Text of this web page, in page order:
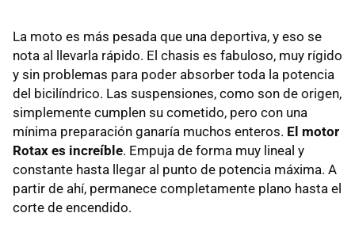
La moto es más pesada que una deportiva, y eso se
nota al llevarla rápido. El chasis es fabuloso, muy rígido
y sin problemas para poder absorber toda la potencia
del bicilíndrico. Las suspensiones, como son de origen,
simplemente cumplen su cometido, pero con una
mínima preparación ganaría muchos enteros. El motor
Rotax es increíble. Empuja de forma muy lineal y
constante hasta llegar al punto de potencia máxima. A
partir de ahí, permanece completamente plano hasta el
corte de encendido.